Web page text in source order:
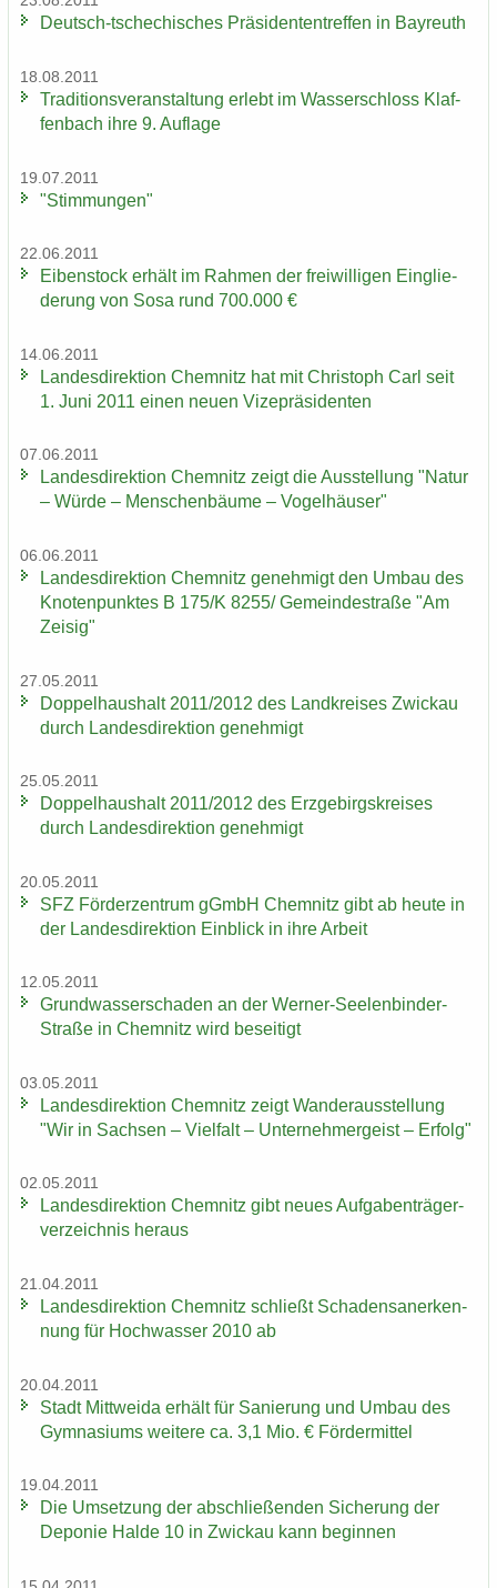
Deutsch-​tschechisches Prä­si­den­ten­tref­fen in Bay­reuth
18.08.2011
Tra­di­ti­ons­ver­an­stal­tung er­lebt im Was­ser­schloss Klaf­
fen­bach ihre 9. Auf­la­ge
19.07.2011
"Stim­mun­gen"
22.06.2011
Ei­ben­stock er­hält im Rah­men der frei­wil­li­gen Ein­glie­
de­rung von Sosa rund 700.000 €
14.06.2011
Lan­des­di­rek­ti­on Chem­nitz hat mit Chris­toph Carl seit
1. Juni 2011 einen neuen Vi­ze­prä­si­den­ten
07.06.2011
Lan­des­di­rek­ti­on Chem­nitz zeigt die Aus­stel­lung "Natur
– Würde – Men­schen­bäu­me – Vo­gel­häu­ser"
06.06.2011
Lan­des­di­rek­ti­on Chem­nitz ge­neh­migt den Umbau des
Kno­ten­punk­tes B 175/K 8255/ Ge­mein­de­stra­ße "Am
Zei­sig"
27.05.2011
Dop­pel­haus­halt 2011/2012 des Land­krei­ses Zwi­ckau
durch Lan­des­di­rek­ti­on ge­neh­migt
25.05.2011
Dop­pel­haus­halt 2011/2012 des Erz­ge­birgs­krei­ses
durch Lan­des­di­rek­ti­on ge­neh­migt
20.05.2011
SFZ För­der­zen­trum gGmbH Chem­nitz gibt ab heute in
der Lan­des­di­rek­ti­on Ein­blick in ihre Ar­beit
12.05.2011
Grund­was­ser­scha­den an der Werner-​Seelenbinder-
Straße in Chem­nitz wird be­sei­tigt
03.05.2011
Lan­des­di­rek­ti­on Chem­nitz zeigt Wan­der­aus­stel­lung
"Wir in Sach­sen – Viel­falt – Un­ter­neh­mer­geist – Er­folg"
02.05.2011
Lan­des­di­rek­ti­on Chem­nitz gibt neues Auf­ga­ben­trä­ger­
ver­zeich­nis her­aus
21.04.2011
Lan­des­di­rek­ti­on Chem­nitz schließt Scha­dens­an­er­ken­
nung für Hoch­was­ser 2010 ab
20.04.2011
Stadt Mitt­wei­da er­hält für Sa­nie­rung und Umbau des
Gym­na­si­ums wei­te­re ca. 3,1 Mio. € För­der­mit­tel
19.04.2011
Die Um­set­zung der ab­schlie­ßen­den Si­che­rung der
De­po­nie Halde 10 in Zwi­ckau kann be­gin­nen